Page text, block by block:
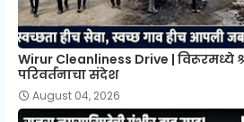
Wirur Cleanliness Drive | विरूरमध्ये
परिवर्तनाचा संदेश
August 04, 2026